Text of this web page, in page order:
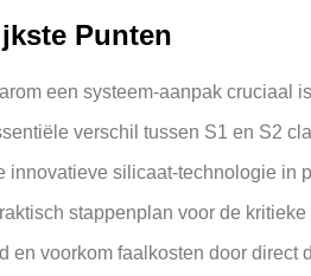
Punten
een systeem-aanpak cruciaal
verschil tussen S1 en S2
innovatieve silicaat-technologie in
stappenplan voor de
en voorkom faalkosten door